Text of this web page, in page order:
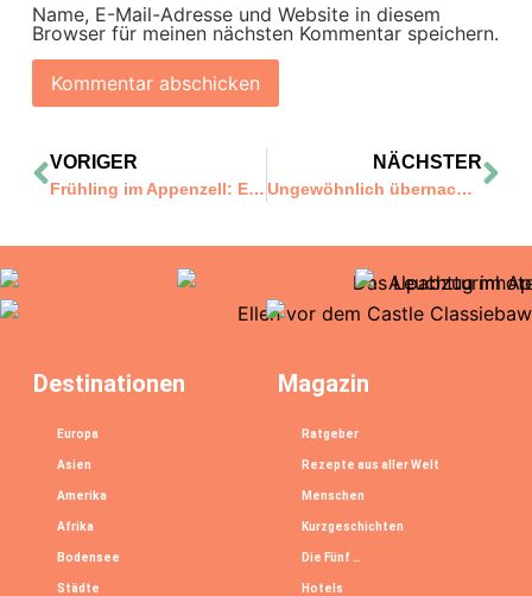
Name, E-Mail-Adresse und Website in diesem
Browser für meinen nächsten Kommentar speichern.
VORIGER
Frühling im Appenzell: Eine leichte Wanderung im Blütenrausch
NÄCHSTER
Ungewöhnlich übernachten im Thurgau – ZINIPI Lodge
Destinationen
Europa
Asien
Amerika
Afrika
Bodensee
Städte
Magazin
Ratgeber
Rezepte aus aller Welt
Menschen
Kurzgeschichten
Die Fünf …
Hotels